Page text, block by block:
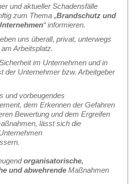
und aktueller Schadensfälle
zum Thema „Brandschutz und
“ informieren.
uns überall, privat, unterwegs
Arbeitsplatz.
im Unternehmen und in
der Unternehmer bzw. Arbeitgeber
und vorbeugendes
dem Erkennen der Gefahren
Bewertung und dem Ergreifen
lässt sich die
organisatorische,
und abwehrende Maßnahmen